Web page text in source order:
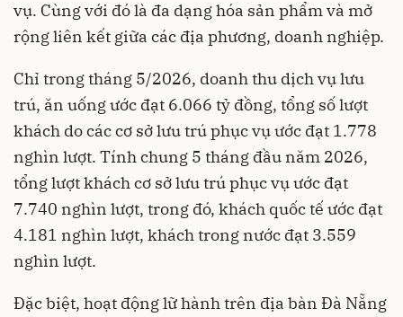
vụ. Cùng với đó là đa dạng hóa sản phẩm và mở
rộng liên kết giữa các địa phương, doanh nghiệp.
Chỉ trong tháng 5/2026, doanh thu dịch vụ lưu
trú, ăn uống ước đạt 6.066 tỷ đồng, tổng số lượt
khách do các cơ sở lưu trú phục vụ ước đạt 1.778
nghìn lượt. Tính chung 5 tháng đầu năm 2026,
tổng lượt khách cơ sở lưu trú phục vụ ước đạt
7.740 nghìn lượt, trong đó, khách quốc tế ước đạt
4.181 nghìn lượt, khách trong nước đạt 3.559
nghìn lượt.
Đặc biệt, hoạt động lữ hành trên địa bàn Đà Nẵng